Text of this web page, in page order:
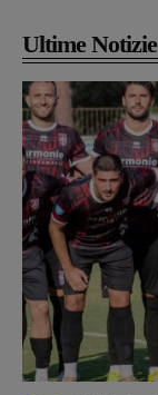
Ultime Notizie